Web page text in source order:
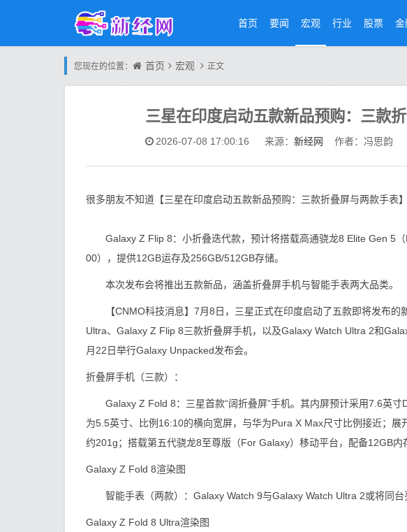
首页 要闻 宏观 行业 股票 金
您现在的位置： 首页 宏观 正文
三星在印度启动五款新品预购：三款
2026-07-08 17:00:16 来源： 新经网 作者：冯思韵
很多朋友不知道【三星在印度启动五款新品预购：三款折叠屏与两款手表
Galaxy Z Flip 8：小折叠迭代款，预计将搭载高通骁龙8 Elite Gen 5（
00），提供12GB运存及256GB/512GB存储。
本次发布会将推出五款新品，涵盖折叠屏手机与智能手表两大品类。
【CNMO科技消息】7月8日，三星正式在印度启动了五款即将发布的
Ultra、Galaxy Z Flip 8三款折叠屏手机，以及Galaxy Watch Ultra 2和
月22日举行Galaxy Unpacked发布会。
折叠屏手机（三款）：
Galaxy Z Fold 8：三星首款“阔折叠屏”手机。其内屏预计采用7.6英寸
为5.5英寸、比例16:10的横向宽屏，与华为Pura X Max尺寸比例接近；
约201g；搭载第五代骁龙8至尊版（For Galaxy）移动平台，配备12GB内
Galaxy Z Fold 8渲染图
智能手表（两款）：Galaxy Watch 9与Galaxy Watch Ultra 2或将同台
Galaxy Z Fold 8 Ultra渲染图